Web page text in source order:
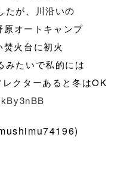
たが、川沿いの
オートキャンプ
火台に初火
みたいで私的には
クターあると冬はOK